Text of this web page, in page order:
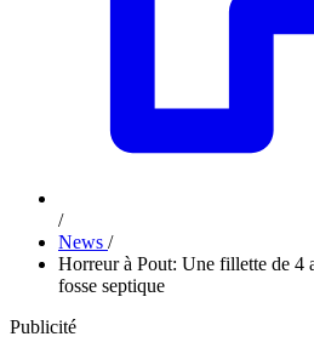
/
News /
Horreur à Pout: Une fillette de 4
fosse septique
Publicité